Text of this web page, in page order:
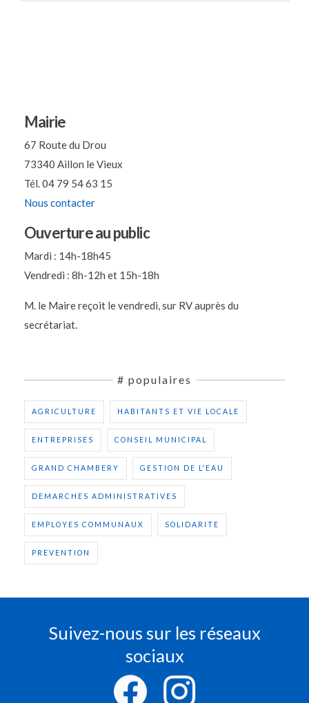
Mairie
67 Route du Drou
73340 Aillon le Vieux
Tél. 04 79 54 63 15
Nous contacter
Ouverture au public
Mardi : 14h-18h45
Vendredi : 8h-12h et 15h-18h
M. le Maire reçoit le vendredi, sur RV auprès du
secrétariat.
# populaires
AGRICULTURE HABITANTS ET VIE LOCALE
ENTREPRISES CONSEIL MUNICIPAL
GRAND CHAMBERY GESTION DE L'EAU
DEMARCHES ADMINISTRATIVES
EMPLOYES COMMUNAUX SOLIDARITE
PREVENTION
Suivez-nous sur les réseaux
sociaux